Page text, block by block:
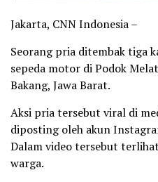
Jakarta, CNN Indonesia –
Seorang pria ditembak tiga
sepeda motor di Podok
Bakang, Jawa Barat.
Aksi pria tersebut viral di
diposting oleh akun
Dalam video tersebut
warga.